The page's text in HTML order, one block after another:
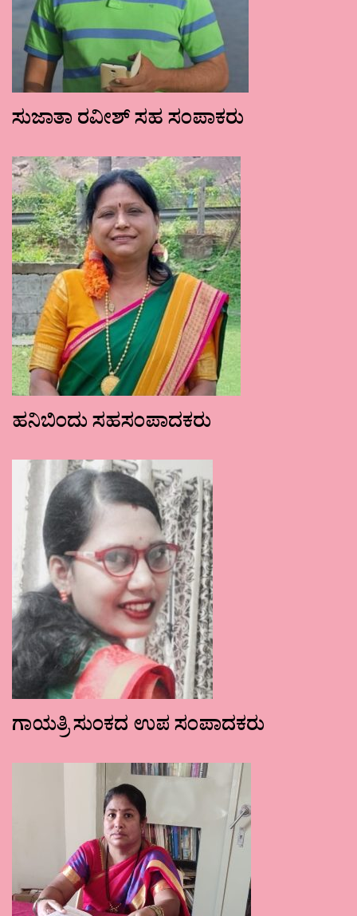
ಸುಜಾತಾ ರವೀಶ್ ಸಹ ಸಂಪಾಕರು
ಹನಿಬಿಂದು ಸಹಸಂಪಾದಕರು
ಗಾಯತ್ರಿ ಸುಂಕದ ಉಪ ಸಂಪಾದಕರು